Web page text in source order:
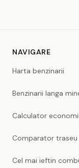
NAVIGARE
Harta benzinarii
Benzinarii langa
Calculator
Comparator traseu
Cel mai ieftin